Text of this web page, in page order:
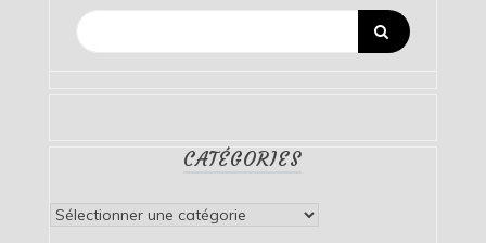
CATÉGORIES
Catégories